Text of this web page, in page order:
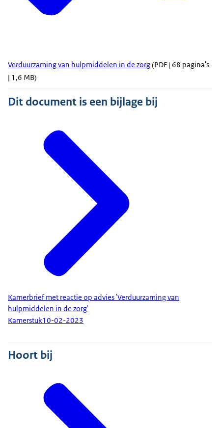
Verduurzaming van hulpmiddelen in de zorg(PDF | 68 pagina's
| 1,6 MB)
Dit document is een bijlage bij
Kamerbrief met reactie op advies 'Verduurzaming van
hulpmiddelen in de zorg'
Kamerstuk10-02-2023
Hoort bij